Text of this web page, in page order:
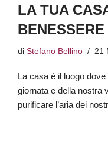
LA TUA
BENESSERE
di Stefano Bellino 21
La casa è il luogo
giornata e della nostra
purificare l’aria dei